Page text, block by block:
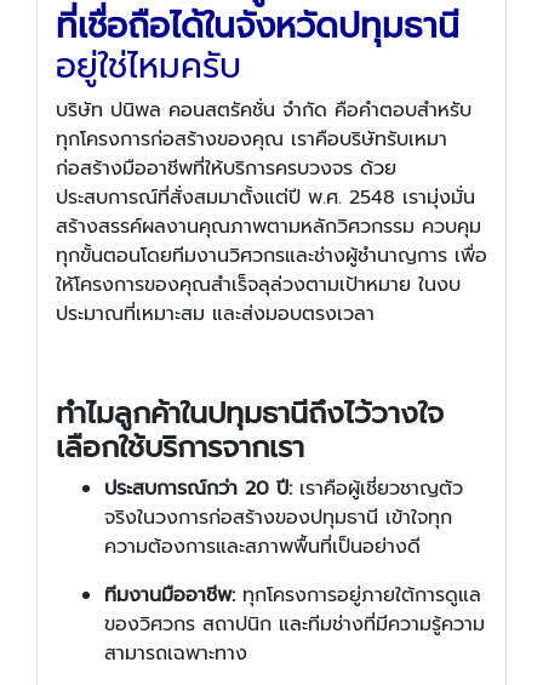
ที่เชื่อถือได้ในจังหวัดปทุมธานี
อยู่ใช่ไหมครับ
บริษัท ปนิพล คอนสตรัคชั่น จำกัด คือคำตอบสำหรับ
ทุกโครงการก่อสร้างของคุณ เราคือบริษัทรับเหมา
ก่อสร้างมืออาชีพที่ให้บริการครบวงจร ด้วย
ประสบการณ์ที่สั่งสมมาตั้งแต่ปี พ.ศ. 2548 เรามุ่งมั่น
สร้างสรรค์ผลงานคุณภาพตามหลักวิศวกรรม ควบคุม
ทุกขั้นตอนโดยทีมงานวิศวกรและช่างผู้ชำนาญการ เพื่อ
ให้โครงการของคุณสำเร็จลุล่วงตามเป้าหมาย ในงบ
ประมาณที่เหมาะสม และส่งมอบตรงเวลา
ทำไมลูกค้าในปทุมธานีถึงไว้วางใจ
เลือกใช้บริการจากเรา
ประสบการณ์กว่า 20 ปี: เราคือผู้เชี่ยวชาญตัว
จริงในวงการก่อสร้างของปทุมธานี เข้าใจทุก
ความต้องการและสภาพพื้นที่เป็นอย่างดี
ทีมงานมืออาชีพ: ทุกโครงการอยู่ภายใต้การดูแล
ของวิศวกร สถาปนิก และทีมช่างที่มีความรู้ความ
สามารถเฉพาะทาง